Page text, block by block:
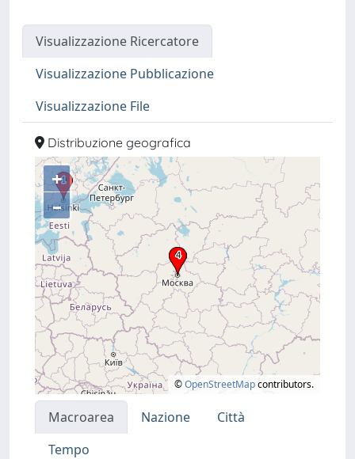
Visualizzazione Ricercatore
Visualizzazione Pubblicazione
Visualizzazione File
Distribuzione geografica
+
–
©OpenStreetMapcontributors.
Macroarea Nazione
Città
Tempo